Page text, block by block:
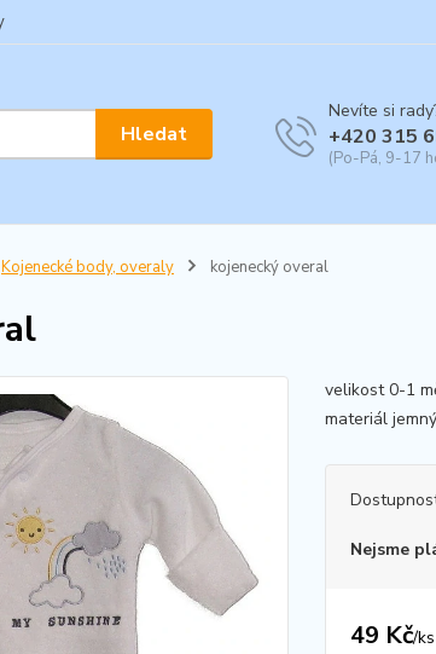
Hledat
Nevíte si
+420 315
(Po-Pá, 9-17
Kojenecké body, overaly kojenecký overal
velikost 0-1
materiál
Nejsme
49 Kč/ks